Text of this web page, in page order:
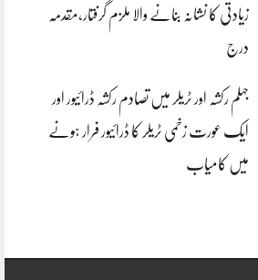
زیادتی کا نشانہ بنانے والا ملزم گرفتار،مقدمہ
درج
جہلم رکشہ اور ٹریلر میں تصادم رکشہ ڈرائیور اور
ایک عورت زخمی ٹریلر کا ڈرائیور فرار ہونے
میں کامیاب